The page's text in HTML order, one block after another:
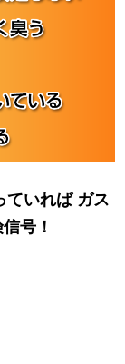
ていればガス
号！